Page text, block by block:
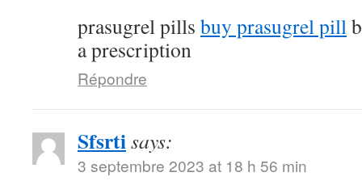
prasugrel pills buy prasugrel pill
a prescription
Répondre
Sfsrtisays:
3 septembre 2023 at 18 h 56 min